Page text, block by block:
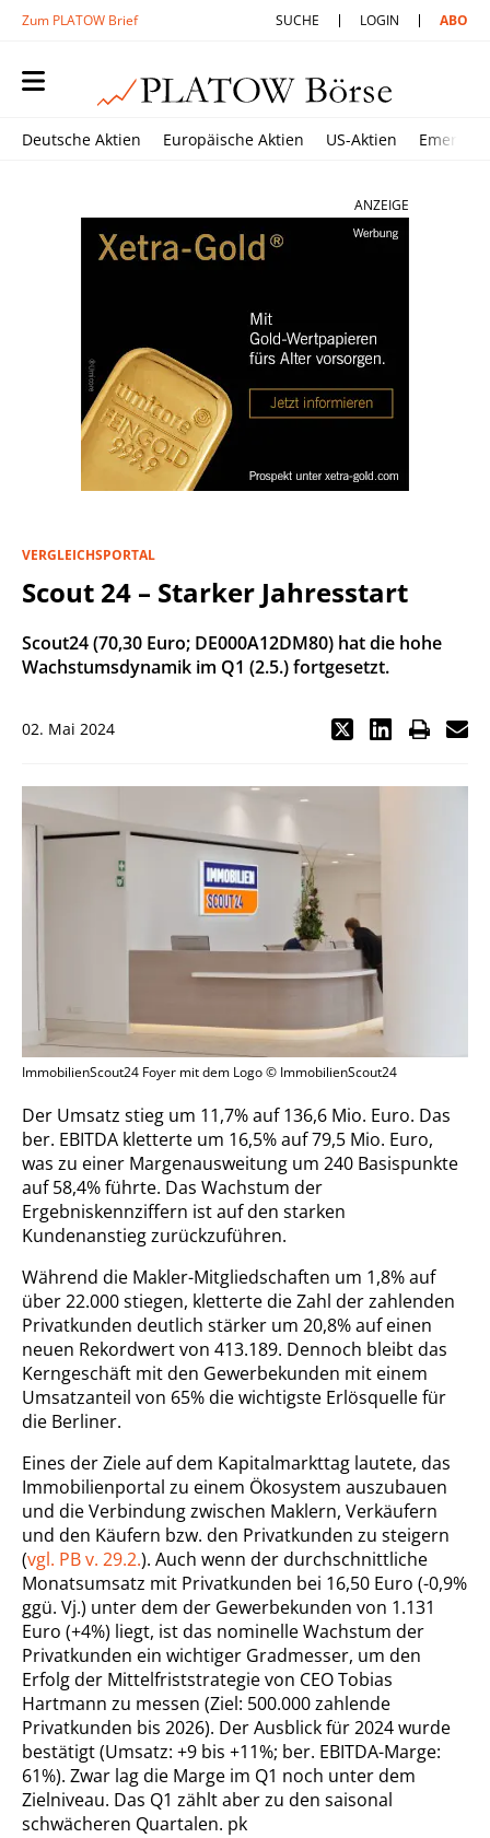
Zum PLATOW Brief SUCHE LOGIN ABO
Deutsche Aktien Europäische Aktien US-Aktien
ANZEIGE
VERGLEICHSPORTAL
Scout 24 – Starker Jahresstart
Scout24 (70,30 Euro; DE000A12DM80) hat die hohe
Wachstumsdynamik im Q1 (2.5.) fortgesetzt.
02. Mai 2024
ImmobilienScout24 Foyer mit dem Logo © ImmobilienScout24
Der Umsatz stieg um 11,7% auf 136,6 Mio. Euro. Das
ber. EBITDA kletterte um 16,5% auf 79,5 Mio. Euro,
was zu einer Margenausweitung um 240 Basispunkte
auf 58,4% führte. Das Wachstum der
Ergebniskennziffern ist auf den starken
Kundenanstieg zurückzuführen.
Während die Makler-Mitgliedschaften um 1,8% auf
über 22.000 stiegen, kletterte die Zahl der zahlenden
Privatkunden deutlich stärker um 20,8% auf einen
neuen Rekordwert von 413.189. Dennoch bleibt das
Kerngeschäft mit den Gewerbekunden mit einem
Umsatzanteil von 65% die wichtigste Erlösquelle für
die Berliner.
Eines der Ziele auf dem Kapitalmarkttag lautete, das
Immobilienportal zu einem Ökosystem auszubauen
und die Verbindung zwischen Maklern, Verkäufern
und den Käufern bzw. den Privatkunden zu steigern
(vgl. PB v. 29.2.). Auch wenn der durchschnittliche
Monatsumsatz mit Privatkunden bei 16,50 Euro (-0,9%
ggü. Vj.) unter dem der Gewerbekunden von 1.131
Euro (+4%) liegt, ist das nominelle Wachstum der
Privatkunden ein wichtiger Gradmesser, um den
Erfolg der Mittelfriststrategie von CEO Tobias
Hartmann zu messen (Ziel: 500.000 zahlende
Privatkunden bis 2026). Der Ausblick für 2024 wurde
bestätigt (Umsatz: +9 bis +11%; ber. EBITDA-Marge:
61%). Zwar lag die Marge im Q1 noch unter dem
Zielniveau. Das Q1 zählt aber zu den saisonal
schwächeren Quartalen. pk